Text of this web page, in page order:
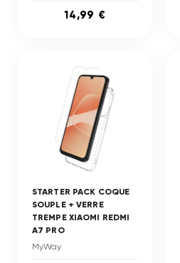
14,99 €
STARTER PACK COQUE
SOUPLE + VERRE
TREMPE XIAOMI REDMI
A7 PRO
MyWay